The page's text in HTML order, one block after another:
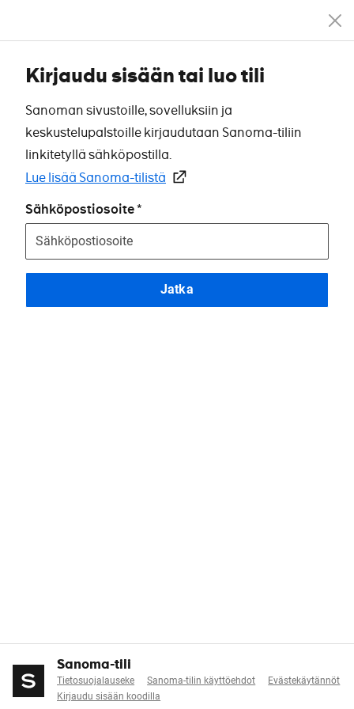
Kirjaudu sisään tai luo tili
Sanoman sivustoille, sovelluksiin ja
keskustelupalstoille kirjaudutaan Sanoma-tiliin
linkitetyllä sähköpostilla.
Lue lisää Sanoma-tilistä
Sähköpostiosoite
Jatka
Sanoma-tili
Tietosuojalauseke Sanoma-tilin käyttöehdot
Evästekäytännöt
Kirjaudu sisään koodilla